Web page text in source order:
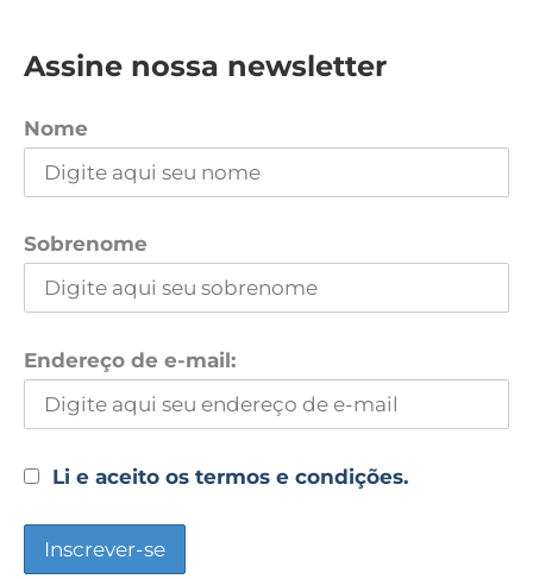
Assine nossa newsletter
Nome
Sobrenome
Endereço de e-mail:
Li e aceito os termos e condições.